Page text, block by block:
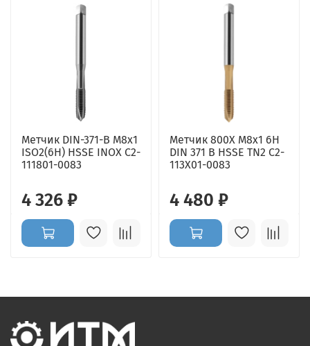
Метчик DIN-371-B M8x1
ISO2(6H) HSSE INOX C2-
111801-0083
4 326 ₽
Метчик 800X M8x1 6H
DIN 371 B HSSE TN2 C2-
113X01-0083
4 480 ₽